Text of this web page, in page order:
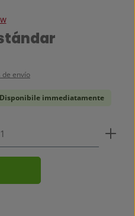
estrellas
de envío
immediatamente
la cantidad